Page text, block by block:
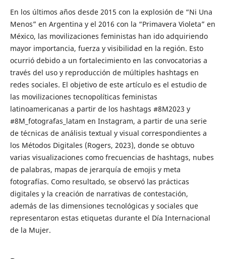
En los últimos años desde 2015 con la explosión de “Ni Una
Menos” en Argentina y el 2016 con la “Primavera Violeta” en
México, las movilizaciones feministas han ido adquiriendo
mayor importancia, fuerza y visibilidad en la región. Esto
ocurrió debido a un fortalecimiento en las convocatorias a
través del uso y reproducción de múltiples hashtags en
redes sociales. El objetivo de este artículo es el estudio de
las movilizaciones tecnopolíticas feministas
latinoamericanas a partir de los hashtags #8M2023 y
#8M_fotografas_latam en Instagram, a partir de una serie
de técnicas de análisis textual y visual correspondientes a
los Métodos Digitales (Rogers, 2023), donde se obtuvo
varias visualizaciones como frecuencias de hashtags, nubes
de palabras, mapas de jerarquía de emojis y meta
fotografías. Como resultado, se observó las prácticas
digitales y la creación de narrativas de contestación,
además de las dimensiones tecnológicas y sociales que
representaron estas etiquetas durante el Día Internacional
de la Mujer.